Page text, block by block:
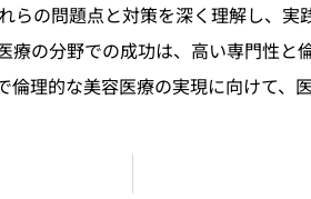
らの問題点と対策を深く理解し、実
療の分野での成功は、高い専門性と
倫理的な美容医療の実現に向けて、